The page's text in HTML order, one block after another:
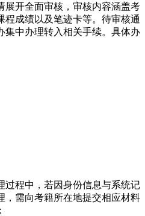
展开全面审核，审核内容涵盖考
程成绩以及笔迹卡等。待审核通
集中办理转入相关手续。具体办
程中，若因身份信息与系统记
，需向考籍所在地提交相应材料